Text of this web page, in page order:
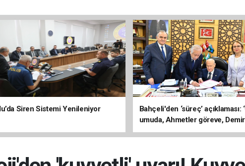
Siren Sistemi Yenileniyor
Bahçeli'den ‘süreç’ açıklaması:
umuda, Ahmetler göreve,
evine dönmeli’